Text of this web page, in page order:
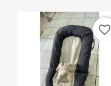
favorite_border